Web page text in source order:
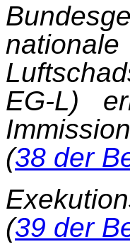
EG-L)
(38 der
(39 der